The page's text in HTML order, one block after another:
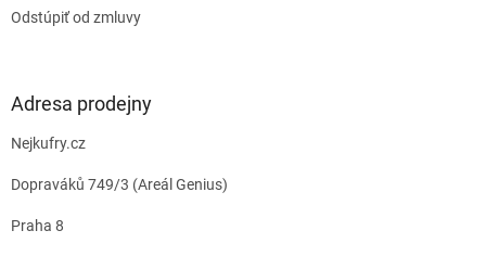
Odstúpiť od zmluvy
Adresa prodejny
Nejkufry.cz
Dopraváků 749/3 (Areál Genius)
Praha 8